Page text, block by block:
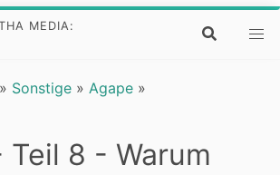
MEDIA:
» Sonstige » Agape »
8 - Warum